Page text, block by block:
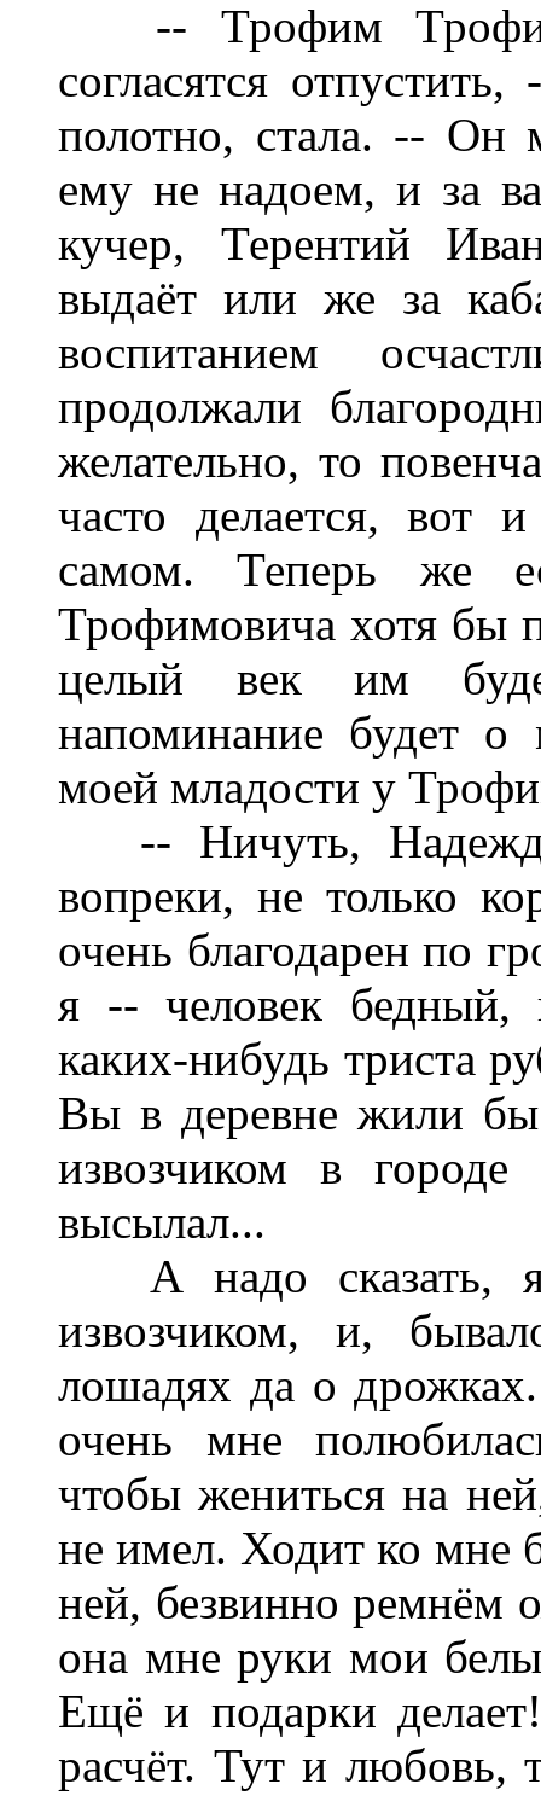
-- Трофим
согласятся
полотно, стала. -- Он
ему не надоем, и за
кучер, Терентий
выдаёт или же за
воспитанием
продолжали
желательно, то
часто делается, вот
самом. Теперь же
Трофимовича хотя бы
целый век им
напоминание будет
моей младости у
-- Ничуть,
вопреки, не только
очень благодарен по
я -- человек бедный,
каких-нибудь триста
Вы в деревне жили бы
извозчиком в
высылал...
А надо сказать,
извозчиком, и,
лошадях да о
очень мне
чтобы жениться на
не имел. Ходит ко мне
ней, безвинно ремнём
она мне руки мои
Ещё и подарки
расчёт. Тут и любовь,